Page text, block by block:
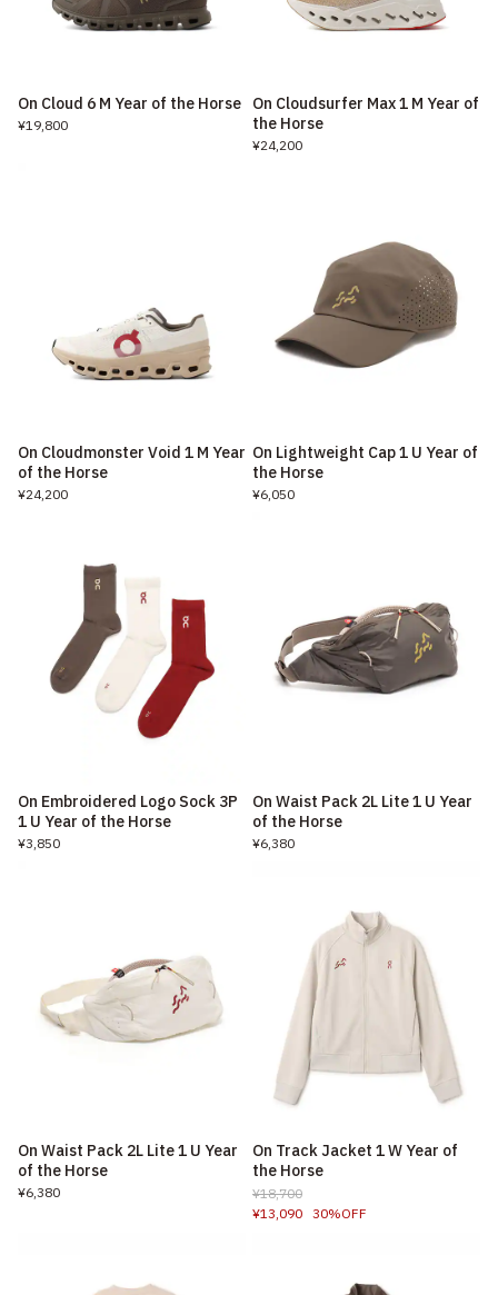
On Cloud 6 M Year of the Horse
¥19,800
On Cloudsurfer Max 1 M Year of
the Horse
¥24,200
On Cloudmonster Void 1 M Year
of the Horse
¥24,200
On Lightweight Cap 1 U Year of
the Horse
¥6,050
On Embroidered Logo Sock 3P
1 U Year of the Horse
¥3,850
On Waist Pack 2L Lite 1 U Year
of the Horse
¥6,380
On Waist Pack 2L Lite 1 U Year
of the Horse
¥6,380
On Track Jacket 1 W Year of
the Horse
¥18,700
¥13,090 30%OFF